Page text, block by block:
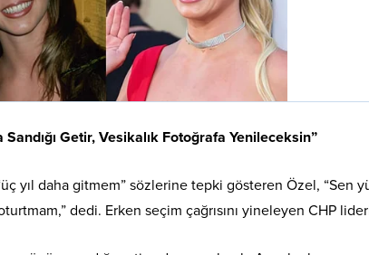
Sandığı Getir, Vesikalık Fotoğrafa Yenileceksin”
yıl daha gitmem” sözlerine tepki gösteren Özel,
dedi. Erken seçim çağrısını yineleyen CHP